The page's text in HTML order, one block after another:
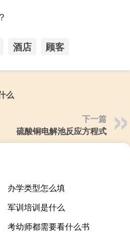
酒店 顾客
么
下一篇
硫酸铜电解池反应方程式
办学类型怎么填
军训培训是什么
考幼师都需要看什么书